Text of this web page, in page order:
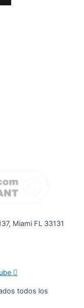
Miami FL 33131
todos los